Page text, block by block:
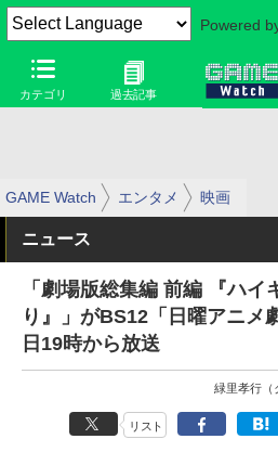
Powered
カテゴリ 過去記事
GAME Watch エンタメ 映画
ニュース
「劇場版総集編 前編 『ハ
り』」がBS12「日曜アニメ
日19時から放送
緑里孝行（
リスト